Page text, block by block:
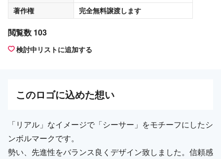
著作権
完全無料譲渡します
閲覧数 103
検討中リストに追加する
このロゴに込めた想い
「リアル」なイメージで「シーサー」をモチーフにしたシ
ンボルマークです。
勢い、先進性をバランス良くデザイン致しました。信頼感